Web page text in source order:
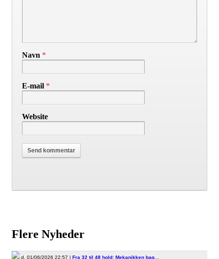
Navn *
E-mail *
Website
Flere Nyheder
d. 01/06/2026 22:57 | Fra 32 til 48 hold: Mekanikken bag…